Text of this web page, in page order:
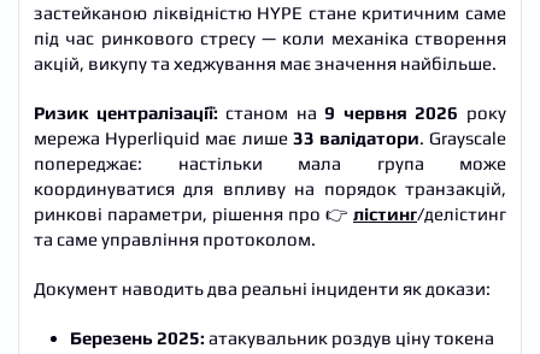
застейканою ліквідністю HYPE стане критичним саме
під час ринкового стресу — коли механіка створення
акцій, викупу та хеджування має значення найбільше.
Ризик централізації:станом на9 червня 2026 року
мережа Hyperliquid має лише 33 валідатори. Grayscale
попереджає: настільки мала група може
координуватися для впливу на порядок транзакцій,
ринкові параметри, рішення про 👉 лістинг/делістинг
та саме управління протоколом.
Документ наводить два реальні інциденти як докази:
Березень 2025:атакувальник роздув ціну токена